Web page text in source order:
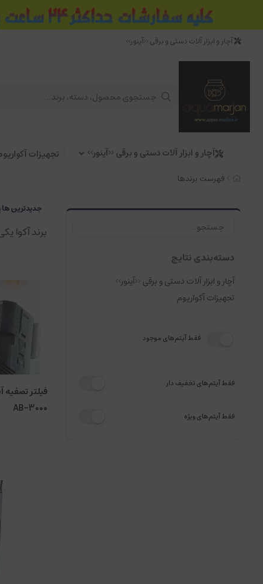
آچار و ابزار آلات دستی و برقی <<آینور>>
آچار و ابزار آلات دستی و برقی <<آینور>> تجهیزات
فهرست برندها
دسته‌بندی نتایج
آچار و ابزار آلات دستی و برقی <<آینور>>
تجهیزات آکواریوم
فقط آیتم‌های موجود
فقط آیتم‌های تخفیف دار
فقط آیتم‌های ویژه
جدیدترین ها
برند آکوا
فیلتر تصفیه
AB-3000